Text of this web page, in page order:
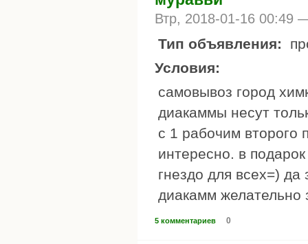
Втр, 2018-01-16 00:49
Тип объявления:
Условия:
самовывоз город
диакаммы несут
с 1 рабочим второго
интересно. в
гнездо для всех=)
диакамм желательно
5 комментариев 0